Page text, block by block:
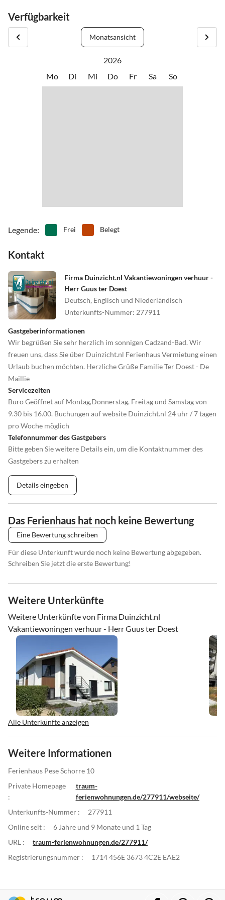
Cadzand-Bad ist ein moderner Badeort an der Südspitze der
Niederlande in Zeeuws-Vlaanderen. Der Badeort ist bekannt für
gefunden werden und für Sonnenanbeter der Ort in den
Niederlanden mit den meisten Sonnenstunden pro Jahr.
Verfügbarkeit
Monatsansicht
2026
Mo
Di Mi Do Fr Sa So
Legende: Frei Belegt
Kontakt
Firma Duinzicht.nl Vakantiewoningen verhuur -
Herr Guus ter Doest
Deutsch, Englisch und Niederländisch
Unterkunfts-Nummer: 277911
Gastgeberinformationen
Wir begrüßen Sie sehr herzlich im sonnigen Cadzand-Bad. Wir
freuen uns, dass Sie über Duinzicht.nl Ferienhaus Vermietung einen
Urlaub buchen möchten. Herzliche Grüße Familie Ter Doest - De
Maillie
Servicezeiten
Buro Geöffnet auf Montag,Donnerstag, Freitag und Samstag von
9.30 bis 16.00. Buchungen auf website Duinzicht.nl 24 uhr / 7 tagen
pro Woche möglich
Telefonnummer des Gastgebers
Bitte geben Sie weitere Details ein, um die Kontaktnummer des
Gastgebers zu erhalten
Details eingeben
Das Ferienhaus hat noch keine Bewertung
Eine Bewertung schreiben
Für diese Unterkunft wurde noch keine Bewertung abgegeben.
Schreiben Sie jetzt die erste Bewertung!
Weitere Unterkünfte
Weitere Unterkünfte von Firma Duinzicht.nl
Vakantiewoningen verhuur - Herr Guus ter Doest
Alle Unterkünfte anzeigen
Weitere Informationen
Ferienhaus Pese Schorre 10
Private Homepage
:
traum-
ferienwohnungen.de/277911/webseite/
Unterkunfts-Nummer :
277911
Online seit :
6 Jahre und 9 Monate und 1 Tag
URL :
traum-ferienwohnungen.de/277911/
Registrierungsnummer :
1714 456E 3673 4C2E EAE2